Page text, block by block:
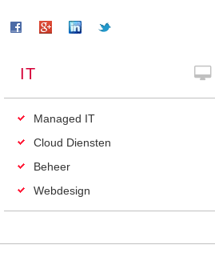
IT
Managed IT
Cloud Diensten
Beheer
Webdesign